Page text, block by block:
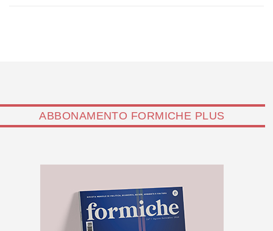
ABBONAMENTO FORMICHE PLUS